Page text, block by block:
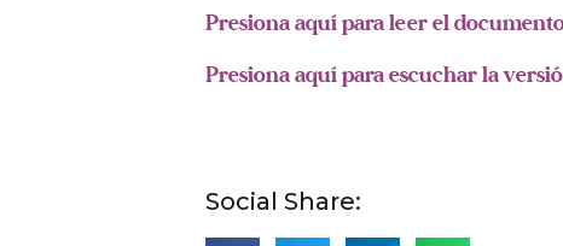
Presiona aquí para leer el
Presiona aquí para escuchar la
Social Share: